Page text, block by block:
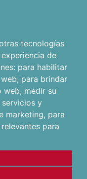
tecnologías
de
para habilitar
, para brindar
web, medir su
y
marketing, para
para